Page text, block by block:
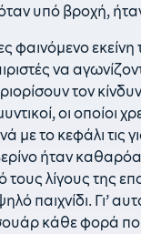
υπό βροχή,
φαινόμενο εκείνη
να
τον
οι οποίοι
με το κεφάλι τις
ήταν
τους λίγους της
παιχνίδι. Γι’
κάθε φορά